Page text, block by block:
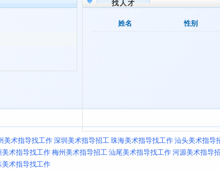
找人才
姓名 性别
美术指导找工作深圳美术指导招工 珠海美术指导找工作汕头美术指导
美术指导找工作梅州美术指导招工 汕尾美术指导找工作河源美术指导
美术指导找工作